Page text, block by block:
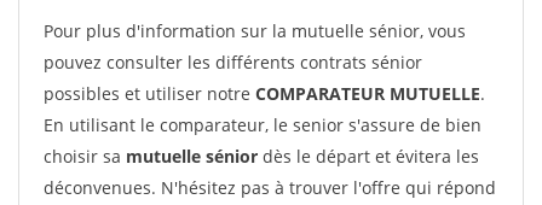
Pour plus d'information sur la mutuelle sénior, vous
pouvez consulter les différents contrats sénior
possibles et utiliser notre COMPARATEUR MUTUELLE.
En utilisant le comparateur, le senior s'assure de bien
choisir sa mutuelle sénior dès le départ et évitera les
déconvenues. N'hésitez pas à trouver l'offre qui répond